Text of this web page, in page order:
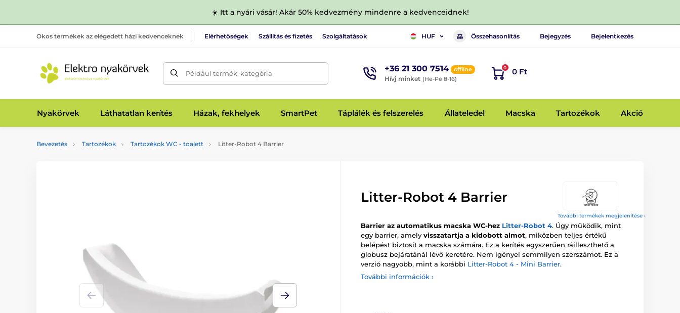
☀️ Itt a nyári vásár! Akár 50% kedvezmény mindenre a kedvenceidnek!
Okos termékek az elégedett házi kedvenceknek Elérhetőségek Szállítás és fizetés Szolgáltatások HUF Összehasonlítás Bejegyzés Bejelentkezés
Például termék, kategória +36 21 300 7514 offline
Hívj minket (Hé-Pé 8-16)
0 0 Ft
Nyakörvek Láthatatlan kerítés Házak, fekhelyek SmartPet Táplálék és felszerelés Állateledel Macska Tartozékok Akció
Bevezetés Tartozékok Tartozékok WC - toalett Litter-Robot 4 Barrier
További termékek megjelenítése ›
Litter-Robot 4 Barrier
Barrier az automatikus macska WC-hez Litter-Robot 4. Úgy működik, mint
egy barrier, amely visszatartja a kidobott almot, miközben teljes értékű
belépést biztosít a macska számára. Ez a kerítés egyszerűen ráilleszthető a
globusz bejáratánál lévő keretére. Nem igényel semmilyen szerszámot. Ez a
verzió nagyobb, mint a korábbi Litter-Robot 4 - Mini Barrier.
További információk ›